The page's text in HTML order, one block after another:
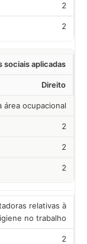
2
2
sociais aplicadas
Direito
área ocupacional
2
2
2
relativas à
no trabalho
2